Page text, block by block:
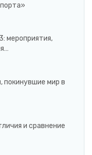
мероприятия,
покинувшие мир в
и сравнение